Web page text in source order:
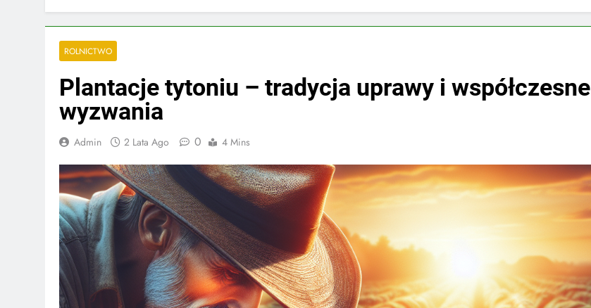
ROLNICTWO
Plantacje tytoniu – tradycja uprawy i współczesne
wyzwania
Admin 2 Lata Ago 0 4 Mins